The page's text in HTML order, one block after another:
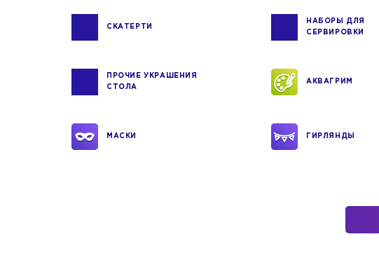
СКАТЕРТИ
НАБОРЫ ДЛЯ
СЕРВИРОВКИ
ПРОЧИЕ УКРАШЕНИЯ
СТОЛА
АКВАГРИМ
МАСКИ ГИРЛЯНДЫ